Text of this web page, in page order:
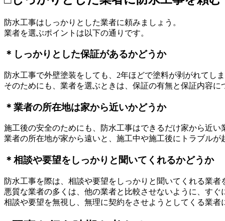
防水工事はしっかりとした業者に頼みましょう。
業者を選ぶポイントは以下の通りです。
＊しっかりとした保証があるかどうか
防水工事で外壁塗装をしても、2年ほどで塗料が剥がれてし
そのためにも、業者を選ぶときは、保証の有無と保証内容に
＊業者の所在地は家から近いかどうか
施工後の安全のためにも、防水工事はできるだけ家から近い
業者の所在地が家から遠いと、施工中や施工後にトラブル
＊相談や要望をしっかりと聞いてくれるかどうか
防水工事を際は、相談や要望をしっかりと聞いてくれる業者
悪質な業者の多くは、他の業者と比較させないように、す
相談や要望を無視し、無理に契約をさせようとしてくる業